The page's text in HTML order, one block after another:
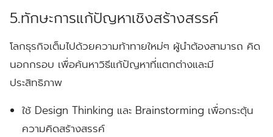
5.ทักษะการแก้ปัญหาเชิงสร้างสรรค์
โลกธุรกิจเต็มไปด้วยความท้าทายใหม่ๆ ผู้นำต้องสามารถ คิด
นอกกรอบ เพื่อค้นหาวิธีแก้ปัญหาที่แตกต่างและมี
ประสิทธิภาพ
ใช้ Design Thinking และ Brainstorming เพื่อกระตุ้น
ความคิดสร้างสรรค์